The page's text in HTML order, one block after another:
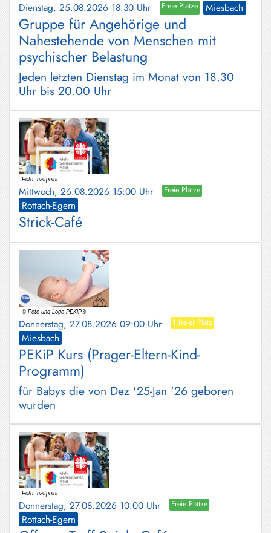
Dienstag, 25.08.2026 18:30 Uhr Freie Plätze Miesbach
Gruppe für Angehörige und
Nahestehende von Menschen mit
psychischer Belastung
Jeden letzten Dienstag im Monat von 18.30
Uhr bis 20.00 Uhr
Mittwoch, 26.08.2026 15:00 Uhr Freie Plätze
Rottach-Egern
Strick-Café
Donnerstag, 27.08.2026 09:00 Uhr 1 freier Platz
Miesbach
PEKiP Kurs (Prager-Eltern-Kind-
Programm)
für Babys die von Dez '25-Jan '26 geboren
wurden
Donnerstag, 27.08.2026 10:00 Uhr Freie Plätze
Rottach-Egern